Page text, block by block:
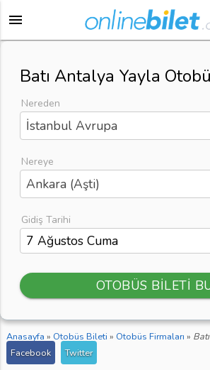
menu
Batı Antalya Yayla
Nereden
İstanbul Avrupa
Nereye
Ankara (Aşti)
Gidiş Tarihi
OTOBÜS BİLETİ
Anasayfa » Otobüs Bileti » Otobüs Firmaları »
Facebook
Twitter